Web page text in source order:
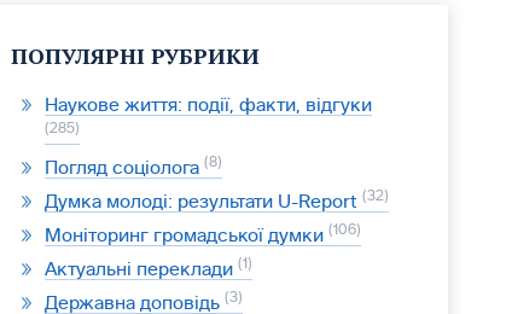
ПОПУЛЯРНІ РУБРИКИ
Наукове життя: події, факти, відгуки
285
Погляд соціолога 8
Думка молоді: результати U-Report 32
Моніторинг громадської думки 106
Актуальні переклади 1
Державна доповідь 3